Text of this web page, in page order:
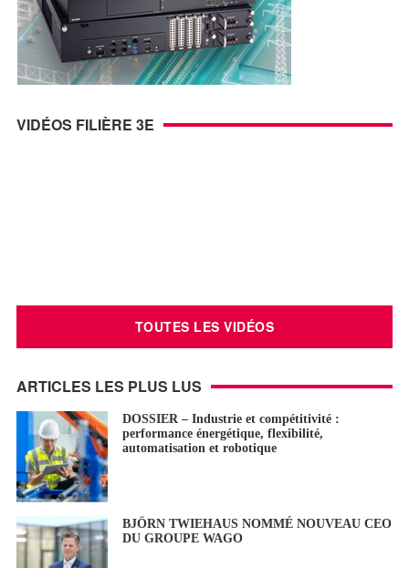
VIDÉOS FILIÈRE 3E
TOUTES LES VIDÉOS
ARTICLES LES PLUS LUS
DOSSIER – Industrie et compétitivité :
performance énergétique, flexibilité,
automatisation et robotique
BJÖRN TWIEHAUS NOMMÉ NOUVEAU CEO
DU GROUPE WAGO